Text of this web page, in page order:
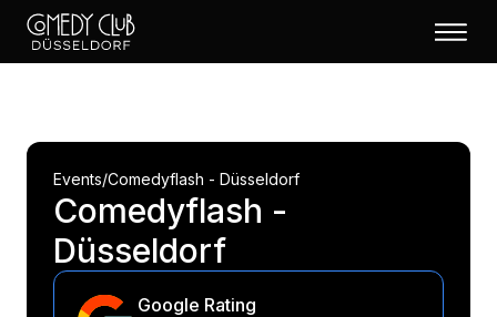
Events/Comedyflash - Düsseldorf
Comedyflash -
Düsseldorf
Google Rating